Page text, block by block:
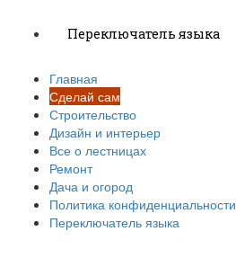
Переключатель языка
Главная
Сделай сам
Строительство
Дизайн и интерьер
Все о лестницах
Ремонт
Дача и огород
Политика конфиденциальности
Переключатель языка